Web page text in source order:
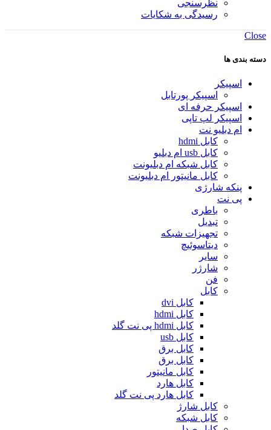
نظرسنجی
رسیدگی به شکایات
Close
دسته بندی ها
اسپیکر
اسپیکر پورتابل
اسپیکر حرفه ای
اسپیکر لپ تاپی
ام دبلیو نت
کابل hdmi
کابل usb ام دبلیو
کابل شبکه ام دبلیونت
کابل مانیتور ام دبلیونت
پنکه شارژی
پی نت
باطری
تبدیل
تجهیزات شبکه
دیتاسوئیچ
سایر
شارژر
فن
کابل
کابل dvi
کابل hdmi
کابل hdmi پی نت گلد
کابل usb
کابل برق
کابل برق
کابل مانیتور
کابل هارد
کابل هارد پی نت گلد
کابل شارژ
کابل شبکه